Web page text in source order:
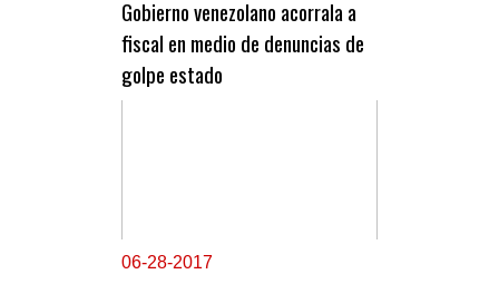
Gobierno venezolano acorrala a
fiscal en medio de denuncias de
golpe estado
06-28-2017